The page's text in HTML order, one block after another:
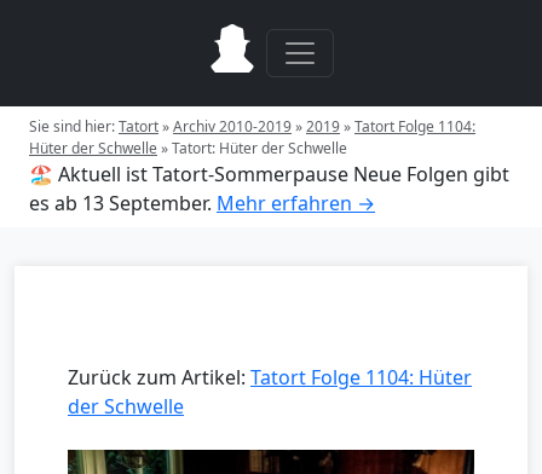
Sie sind hier:Tatort»Archiv 2010-2019»2019»Tatort Folge 1104:
Hüter der Schwelle»Tatort: Hüter der Schwelle
🏖️ Aktuell ist Tatort-Sommerpause Neue Folgen gibt
es ab 13 September. Mehr erfahren →
Zurück zum Artikel: Tatort Folge 1104: Hüter
der Schwelle